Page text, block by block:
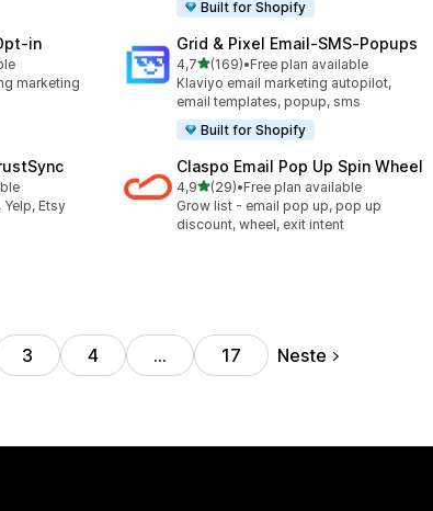
Built for Shopify
marketing
Grid & Pixel Email‑SMS‑Popups
4,7av 5 stjerner
(169)
Totalt 169 omtaler
•Free plan available
Klaviyo email marketing autopilot,
email templates, popup, sms
Built for Shopify
Etsy
Claspo Email Pop Up Spin Wheel
4,9av 5 stjerner
(29)
Totalt 29 omtaler
•Free plan available
Grow list - email pop up, pop up
discount, wheel, exit intent
3 4 … 17 Neste